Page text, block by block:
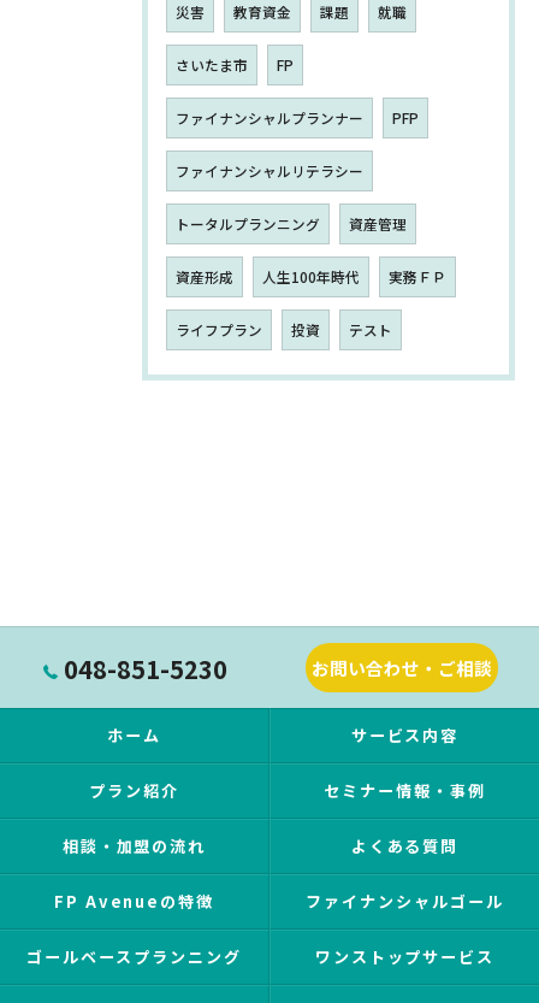
災害 教育資金 課題 就職
さいたま市 FP
ファイナンシャルプランナー PFP
ファイナンシャルリテラシー
トータルプランニング 資産管理
資産形成 人生100年時代 実務ＦＰ
ライフプラン 投資 テスト
048-851-5230 お問い合わせ・ご相談
ホーム サービス内容
プラン紹介 セミナー情報・事例
相談・加盟の流れ よくある質問
FP Avenueの特徴 ファイナンシャルゴール
ゴールベースプランニング ワンストップサービス